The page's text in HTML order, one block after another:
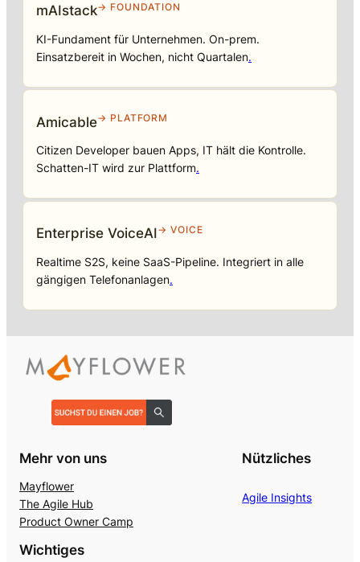
mAIstack→ FOUNDATION
KI-Fundament für Unternehmen. On-prem.
Einsatzbereit in Wochen, nicht Quartalen.
Amicable→ PLATFORM
Citizen Developer bauen Apps, IT hält die Kontrolle.
Schatten-IT wird zur Plattform.
Enterprise VoiceAI→ VOICE
Realtime S2S, keine SaaS-Pipeline. Integriert in alle
gängigen Telefonanlagen.
Mehr von uns
Mayflower
The Agile Hub
Product Owner Camp
Nützliches
Agile Insights
Wichtiges